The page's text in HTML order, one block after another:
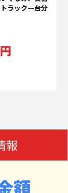
ラック一台分
報
額